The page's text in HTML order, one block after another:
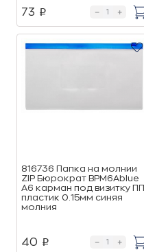
73 p
816736 Папка на молнии
ZIP Бюрократ BPM6Ablue
А6 карман под визитку ПП
пластик 0.15мм синяя
молния
40 p